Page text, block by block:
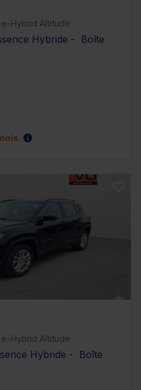
e-Hybrid Altitude
Hybride - Boîte
e-Hybrid Altitude
Hybride - Boîte